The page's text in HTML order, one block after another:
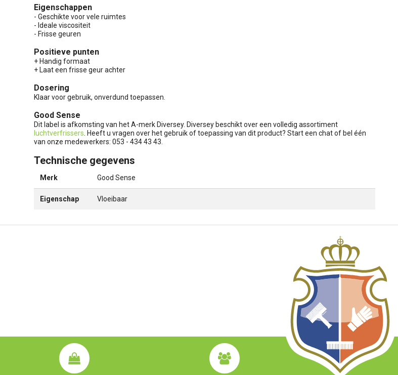
Eigenschappen
- Geschikte voor vele ruimtes
- Ideale viscositeit
- Frisse geuren
Positieve punten
+ Handig formaat
+ Laat een frisse geur achter
Dosering
Klaar voor gebruik, onverdund toepassen.
Good Sense
Dit label is afkomsting van het A-merk Diversey. Diversey beschikt over een volledig assortiment
luchtverfrissers . Heeft u vragen over het gebruik of toepassing van dit product? Start een chat of bel één
van onze medewerkers: 053 - 434 43 43.
Technische gegevens
Merk Good Sense
Eigenschap Vloeibaar